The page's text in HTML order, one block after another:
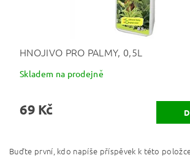
HNOJIVO PRO PALMY, 0,5L
Skladem na prodejně
69 Kč
Buďte první, kdo napíše příspěvek k této